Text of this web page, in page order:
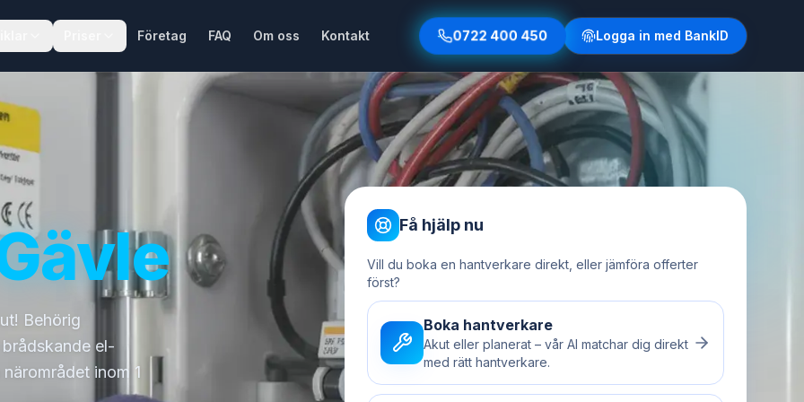
Företag FAQ Om oss Kontakt 0722 400 450 Logga in med BankID
Behörig
el-
inom 1
Få hjälp nu
Vill du boka en hantverkare direkt, eller jämföra offerter
först?
Boka hantverkare
Akut eller planerat – vår AI matchar dig direkt
med rätt hantverkare.